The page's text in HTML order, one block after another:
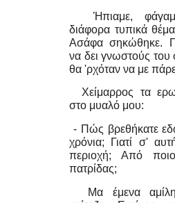
Ήπιαμε,
διάφορα τυπικά
Ασάφα σηκώθηκε.
να δει γνωστούς του
θα 'ρχόταν να με
Χείμαρρος τα
στο μυαλό μου:
- Πώς βρεθήκατε
χρόνια; Γιατί σ'
περιοχή; Από
πατρίδας;
Μα έμενα